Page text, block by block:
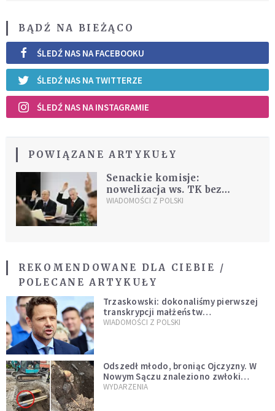
BĄDŹ NA BIEŻĄCO
ŚLEDŹ NAS NA FACEBOOKU
ŚLEDŹ NAS NA TWITTERZE
ŚLEDŹ NAS NA INSTAGRAMIE
POWIĄZANE ARTYKUŁY
Senackie komisje:
nowelizacja ws. TK bez
poprawek
WIADOMOŚCI Z POLSKI
REKOMENDOWANE DLA CIEBIE /
POLECANE ARTYKUŁY
Trzaskowski: dokonaliśmy pierwszej
transkrypcji małżeństw
jednopłciowych. “Tak jak
WIADOMOŚCI Z POLSKI
Odszedł młodo, broniąc Ojczyzny. W
Nowym Sączu znaleziono zwłoki
mężczyzny z czasów potopu
WYDARZENIA